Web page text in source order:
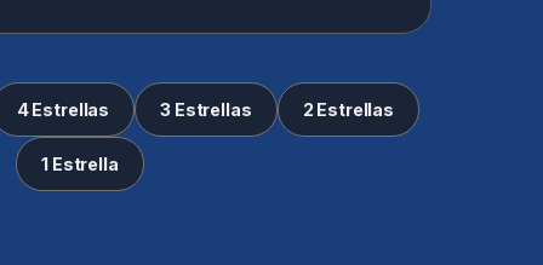
4 Estrellas 3 Estrellas 2 Estrellas
1 Estrella